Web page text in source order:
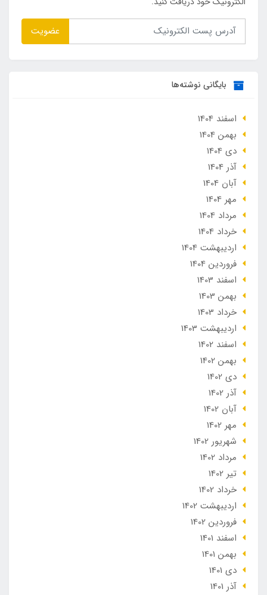
عضویت
بایگانی نوشته‌ها
اسفند 1404
بهمن 1404
دی 1404
آذر 1404
آبان 1404
مهر 1404
مرداد 1404
خرداد 1404
ارديبهشت 1404
فروردین 1404
اسفند 1403
بهمن 1403
خرداد 1403
ارديبهشت 1403
اسفند 1402
بهمن 1402
دی 1402
آذر 1402
آبان 1402
مهر 1402
شهریور 1402
مرداد 1402
تير 1402
خرداد 1402
ارديبهشت 1402
فروردین 1402
اسفند 1401
بهمن 1401
دی 1401
آذر 1401